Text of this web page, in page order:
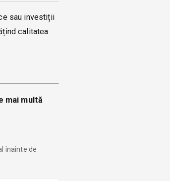
sau investiții
calitatea
mai multă
înainte de